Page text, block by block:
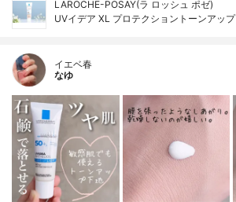
LAROCHE-POSAY(ラ ロッシュ ポゼ)
UVイデア XL プロテクショントーンアップ
イエベ春
なゆ